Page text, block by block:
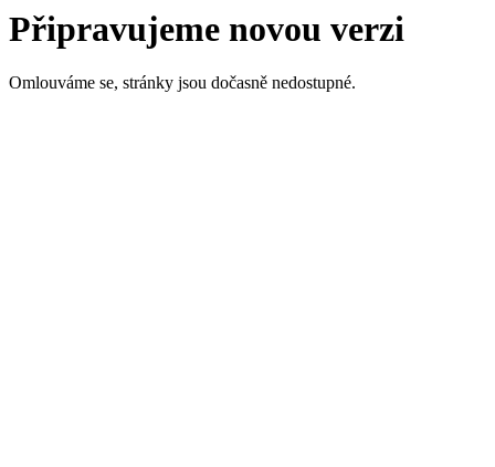
Připravujeme novou verzi
Omlouváme se, stránky jsou dočasně nedostupné.